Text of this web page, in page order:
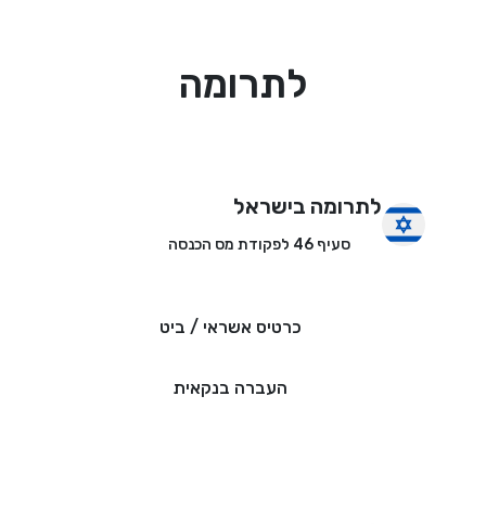
לתרומה
לתרומה בישראל
סעיף 46 לפקודת מס הכנסה
כרטיס אשראי / ביט
העברה בנקאית